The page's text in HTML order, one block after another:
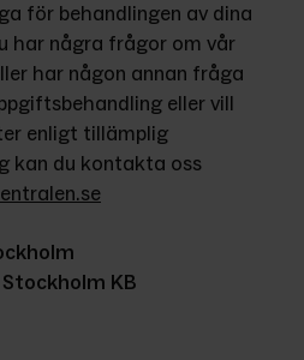
för behandlingen av dina
har några frågor om vår
har någon annan fråga
eller vill
enligt tillämplig
kan du kontakta oss
KB